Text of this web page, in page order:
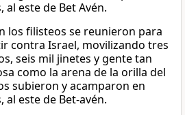
al este de Bet Avén.
los filisteos se reunieron para
contra Israel, movilizando tres
seis mil jinetes y gente tan
como la arena de la orilla del
subieron y acamparon en
al este de Bet-avén.